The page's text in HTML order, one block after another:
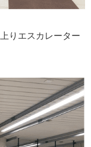
りエスカレーター